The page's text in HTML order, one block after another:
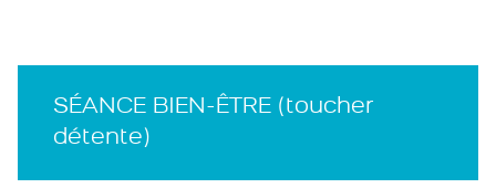
SÉANCE BIEN-ÊTRE (toucher
détente)